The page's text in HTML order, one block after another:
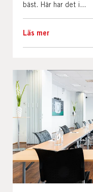
bäst. Här har det i...
Läs mer